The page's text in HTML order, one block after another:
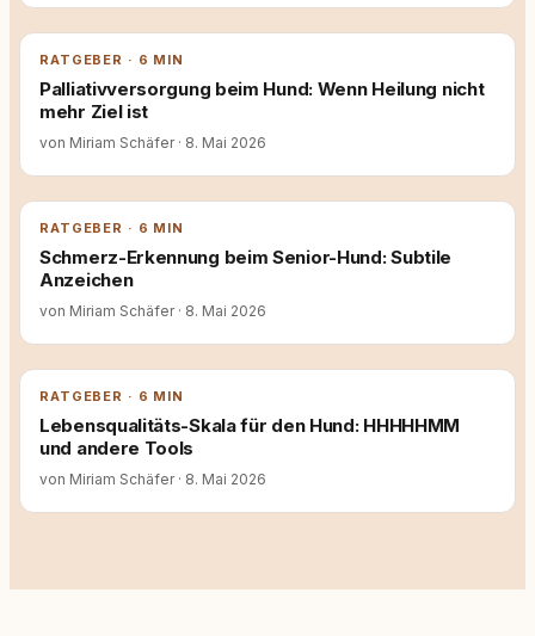
RATGEBER · 6 MIN
Palliativversorgung beim Hund: Wenn Heilung nicht
mehr Ziel ist
von Miriam Schäfer · 8. Mai 2026
RATGEBER · 6 MIN
Schmerz-Erkennung beim Senior-Hund: Subtile
Anzeichen
von Miriam Schäfer · 8. Mai 2026
RATGEBER · 6 MIN
Lebensqualitäts-Skala für den Hund: HHHHHMM
und andere Tools
von Miriam Schäfer · 8. Mai 2026